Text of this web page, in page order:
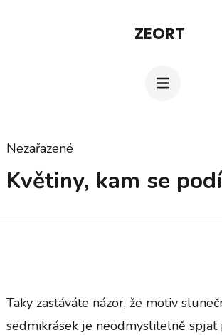
ZEORT
Nezařazené
Květiny, kam se
Taky zastáváte názor, že motiv
sedmikrásek je neodmyslitelně spjat